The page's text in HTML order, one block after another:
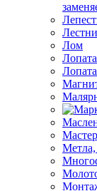
Лом
Лопата
Метла,